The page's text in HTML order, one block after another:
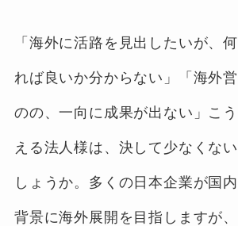
「海外に活路を見出したいが、
れば良いか分からない」「海外
のの、一向に成果が出ない」こ
える法人様は、決して少なくな
しょうか。多くの日本企業が国
背景に海外展開を目指しますが